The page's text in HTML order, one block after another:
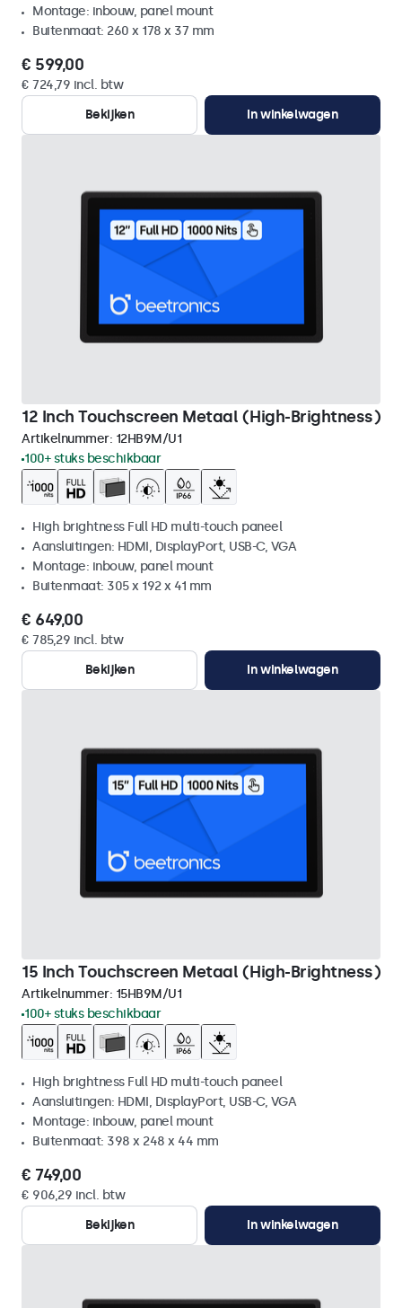
Montage: inbouw, panel mount
Buitenmaat: 260 x 178 x 37 mm
€ 599,00
€ 724,79 incl. btw
Bekijken
In winkelwagen
12 Inch Touchscreen Metaal (High-Brightness)
Artikelnummer: 12HB9M/U1
100+ stuks beschikbaar
High brightness Full HD multi-touch paneel
Aansluitingen: HDMI, DisplayPort, USB-C, VGA
Montage: inbouw, panel mount
Buitenmaat: 305 x 192 x 41 mm
€ 649,00
€ 785,29 incl. btw
Bekijken
In winkelwagen
15 Inch Touchscreen Metaal (High-Brightness)
Artikelnummer: 15HB9M/U1
100+ stuks beschikbaar
High brightness Full HD multi-touch paneel
Aansluitingen: HDMI, DisplayPort, USB-C, VGA
Montage: inbouw, panel mount
Buitenmaat: 398 x 248 x 44 mm
€ 749,00
€ 906,29 incl. btw
Bekijken
In winkelwagen